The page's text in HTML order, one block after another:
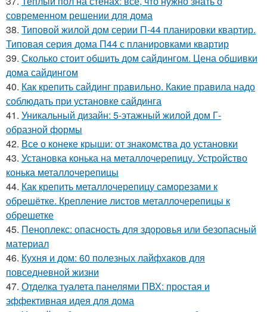
современном решении для дома
38. Типовой жилой дом серии П-44 планировки квартир.
Типовая серия дома П44 с планировками квартир
39. Сколько стоит обшить дом сайдингом. Цена обшивки
дома сайдингом
40. Как крепить сайдинг правильно. Какие правила надо
соблюдать при установке сайдинга
41. Уникальный дизайн: 5-этажный жилой дом Г-
образной формы
42. Все о конеке крыши: от знакомства до установки
43. Установка конька на металлочерепицу. Устройство
конька металлочерепицы
44. Как крепить металлочерепицу саморезами к
обрешётке. Крепление листов металлочерепицы к
обрешетке
45. Пеноплекс: опасность для здоровья или безопасный
материал
46. Кухня и дом: 60 полезных лайфхаков для
повседневной жизни
47. Отделка туалета панелями ПВХ: простая и
эффективная идея для дома